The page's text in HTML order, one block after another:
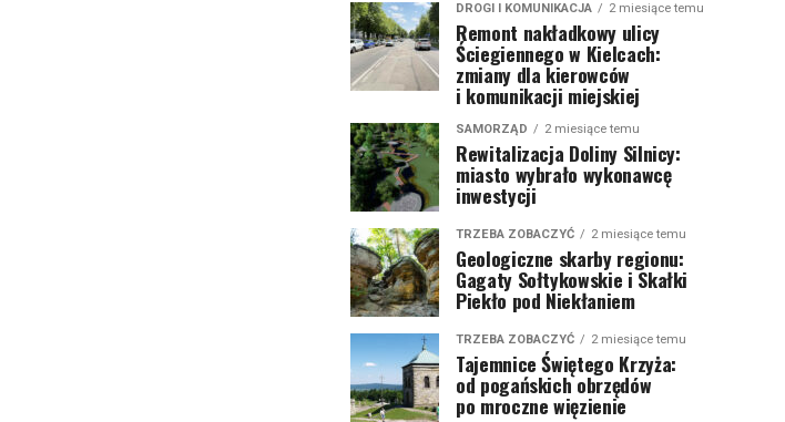
DROGI I KOMUNIKACJA 2 miesiące temu
Remont nakładkowy ulicy
Ściegiennego w Kielcach:
zmiany dla kierowców
i komunikacji miejskiej
SAMORZĄD 2 miesiące temu
Rewitalizacja Doliny Silnicy:
miasto wybrało wykonawcę
inwestycji
TRZEBA ZOBACZYĆ 2 miesiące temu
Geologiczne skarby regionu:
Gagaty Sołtykowskie i Skałki
Piekło pod Niekłaniem
TRZEBA ZOBACZYĆ 2 miesiące temu
Tajemnice Świętego Krzyża:
od pogańskich obrzędów
po mroczne więzienie